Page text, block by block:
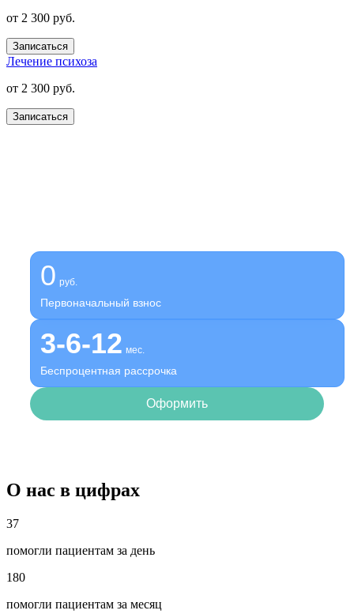
от 2 300 руб.
Записаться
Лечение психоза
от 2 300 руб.
Записаться
0 руб.
Первоначальный взнос
3-6-12 мес.
Беспроцентная рассрочка
Оформить
О нас в цифрах
37
помогли пациентам за день
180
помогли пациентам за месяц